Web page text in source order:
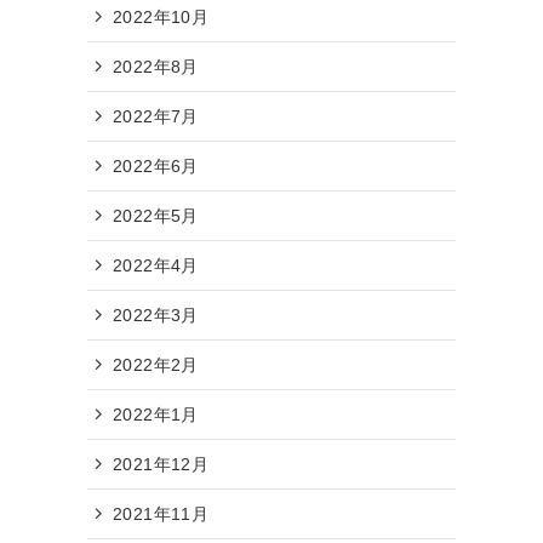
2022年10月
2022年8月
2022年7月
2022年6月
2022年5月
2022年4月
2022年3月
2022年2月
2022年1月
2021年12月
2021年11月